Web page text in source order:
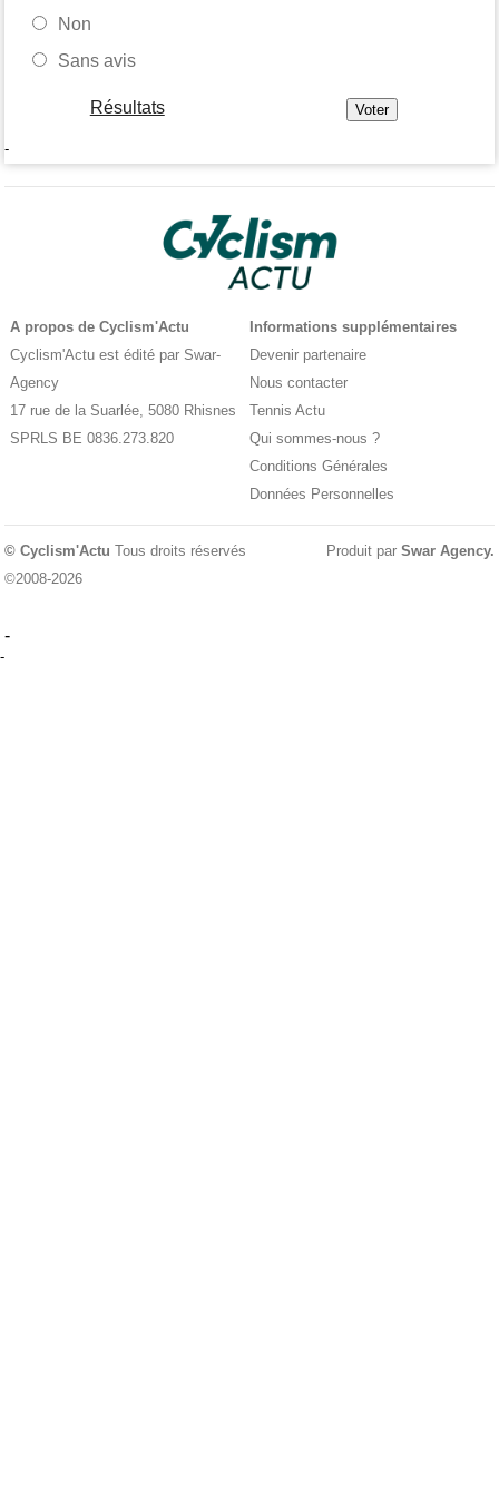
Non
Sans avis
Résultats
-
A propos de Cyclism'Actu
Cyclism'Actu est édité par Swar-
Agency
17 rue de la Suarlée, 5080 Rhisnes
SPRLS BE 0836.273.820
Informations supplémentaires
Devenir partenaire
Nous contacter
Tennis Actu
Qui sommes-nous ?
Conditions Générales
Données Personnelles
© Cyclism'Actu Tous droits réservés
©2008-2026
Produit par Swar Agency.
-
-